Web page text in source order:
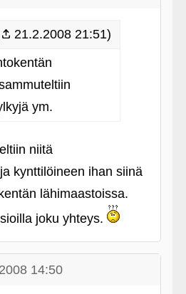
21.2.2008 21:51)
ym.
niitä
kynttilöineen ihan siinä
lähimaastoissa.
joku yhteys.
14:50